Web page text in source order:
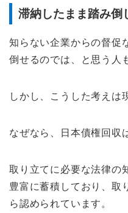
滞納したまま踏み倒
知らない企業からの督促
倒せるのでは、と思う人
しかし、こうした考えは
なぜなら、日本債権回収
取り立てに必要な法律の
豊富に蓄積しており、取
ら認められています。